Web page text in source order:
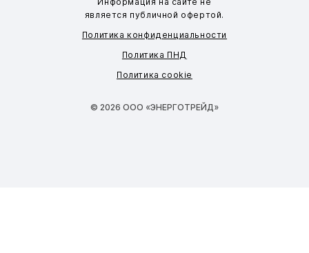
является публичной офертой.
Политика конфиденциальности
Политика ПНД
Политика cookie
© 2026 ООО «ЭНЕРГОТРЕЙД»